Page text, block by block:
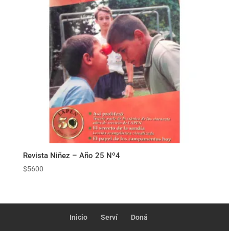
Revista Niñez – Año 25 Nº4
$5600
Inicio Serví Doná